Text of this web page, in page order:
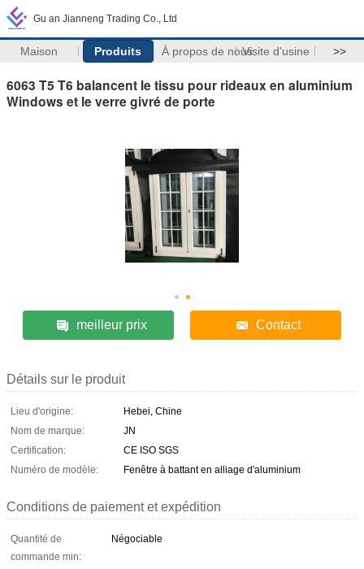
Gu an Jianneng Trading Co., Ltd
Maison Produits À propos de nousVisite d'usine >>
6063 T5 T6 balancent le tissu pour rideaux en aluminium
Windows et le verre givré de porte
meilleur prix Contact
Détails sur le produit
Lieu d'origine:
Hebei, Chine
Nom de marque:
JN
Certification:
CE ISO SGS
Numéro de modèle:
Fenêtre à battant en alliage d'aluminium
Conditions de paiement et expédition
Quantité de
commande min:
Négociable